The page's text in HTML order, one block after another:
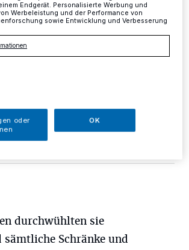
Täter kletterten am Mittwoch
und 19.30 Uhr auf die Balkone dreier
der Rheinstraße in Mettmann und
auf.
Uhr Eine Minute Lesezeit
durchwühlten sie
sämtliche Schränke und
Endgerät. Personalisierte Werbung und
Werbeleistung und der Performance von
sowie Entwicklung und Verbesserung
oder
OK